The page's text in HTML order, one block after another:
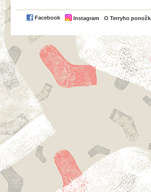
Facebook Instagram O Terryho